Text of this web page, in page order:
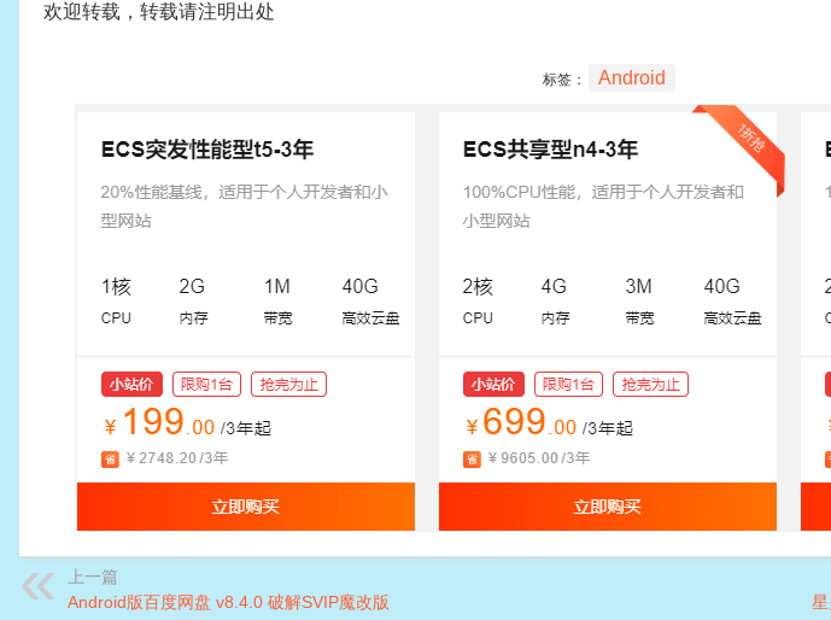
欢迎转载，转载请注明出处
标签： Android
上一篇
Android版百度网盘 v8.4.0 破解SVIP魔改版